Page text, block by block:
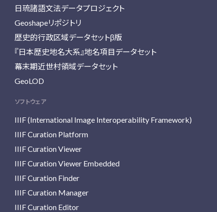
日琉諸語文法データプロジェクト
Geoshapeリポジトリ
歴史的行政区域データセットβ版
『日本歴史地名大系』地名項目データセット
幕末期近世村領域データセット
GeoLOD
ソフトウェア
IIIF (International Image Interoperability Framework)
IIIF Curation Platform
IIIF Curation Viewer
IIIF Curation Viewer Embedded
IIIF Curation Finder
IIIF Curation Manager
IIIF Curation Editor